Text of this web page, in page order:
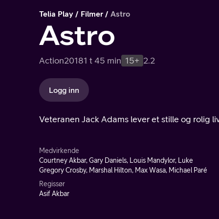
Telia Play Filmer Astro
Astro
Action20181 t 45 min 15+ 2.2
Logg inn
Veteranen Jack Adams lever et stille og rolig
Medvirkende
Courtney Akbar, Gary Daniels, Louis Mandylor, Luke
Gregory Crosby, Marshal Hilton, Max Wasa, Michael Paré
Regissør
Asif Akbar